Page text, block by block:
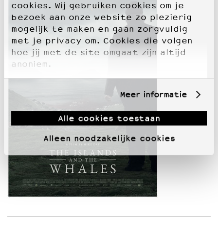
cookies. Wij gebruiken cookies om je
bezoek aan onze website zo plezierig
mogelijk te maken en gaan zorgvuldig
met je privacy om. Cookies die volgen
hoe jij met de site omgaat zijn altijd
anoniem.
Meer informatie
Alle cookies toestaan
Alleen noodzakelijke cookies